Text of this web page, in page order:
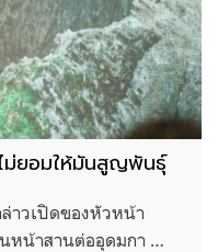
ม่ยอมให้มันสูญพันธุ์
าวเปิดของหัวหน้า
หน้าสานต่ออุดมกา …